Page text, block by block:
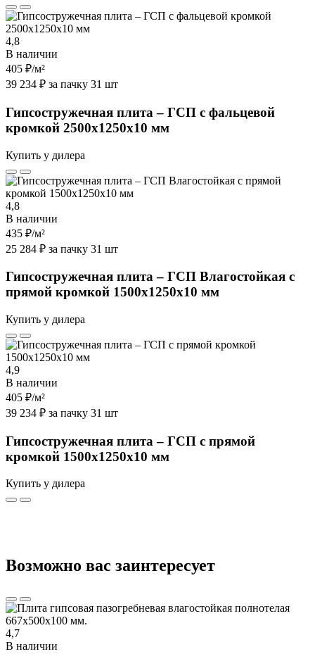
4,8
В наличии
405 ₽/м²
39 234 ₽ за пачку 31 шт
Гипсостружечная плита – ГСП с фальцевой
кромкой 2500х1250х10 мм
Купить у дилера
4,8
В наличии
435 ₽/м²
25 284 ₽ за пачку 31 шт
Гипсостружечная плита – ГСП Влагостойкая с
прямой кромкой 1500х1250х10 мм
Купить у дилера
4,9
В наличии
405 ₽/м²
39 234 ₽ за пачку 31 шт
Гипсостружечная плита – ГСП с прямой
кромкой 1500х1250х10 мм
Купить у дилера
Возможно вас заинтересует
4,7
В наличии